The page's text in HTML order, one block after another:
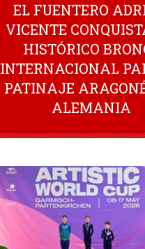
EL FUENTERO
VICENTE
HISTÓRICO
INTERNACIONAL
PATINAJE
ALEMANIA